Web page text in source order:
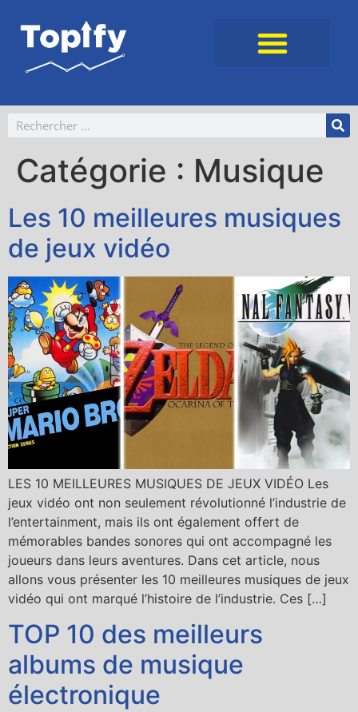
Catégorie : Musique
Les 10 meilleures musiques
de jeux vidéo
LES 10 MEILLEURES MUSIQUES DE JEUX VIDÉO Les
jeux vidéo ont non seulement révolutionné l’industrie de
l’entertainment, mais ils ont également offert de
mémorables bandes sonores qui ont accompagné les
joueurs dans leurs aventures. Dans cet article, nous
allons vous présenter les 10 meilleures musiques de jeux
vidéo qui ont marqué l’histoire de l’industrie. Ces […]
TOP 10 des meilleurs
albums de musique
électronique